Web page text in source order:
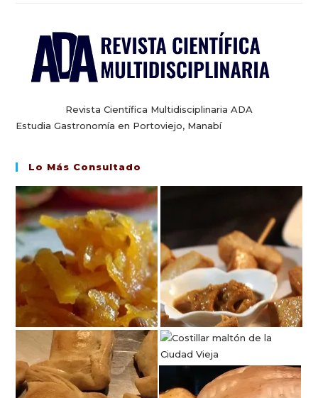
Revista Científica Multidisciplinaria ADA
Estudia Gastronomía en Portoviejo, Manabí
Lo Más Consultado